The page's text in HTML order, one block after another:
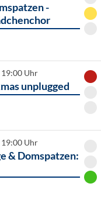
-
19:00 Uhr
unplugged
19:00 Uhr
& Domspatzen: